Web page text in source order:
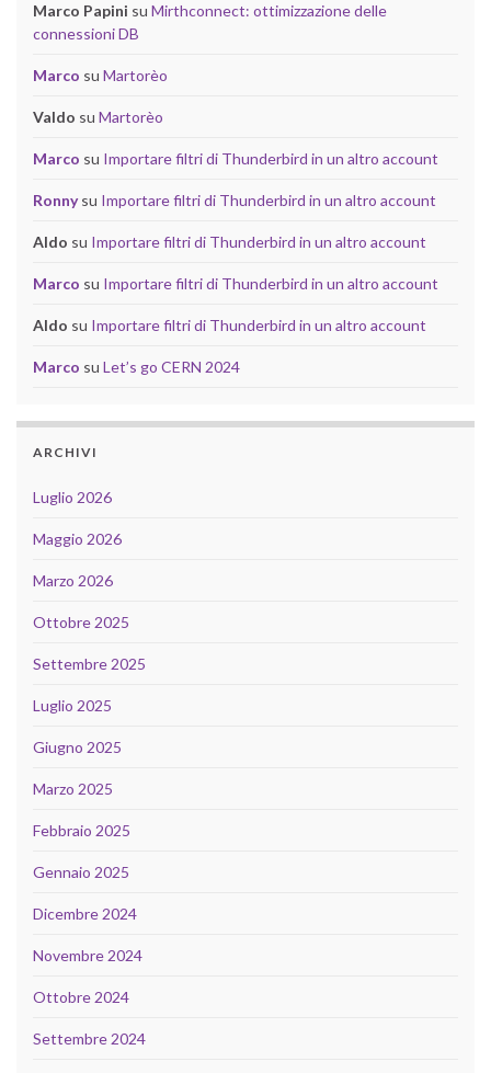
Marco Papini su Mirthconnect: ottimizzazione delle
connessioni DB
Marco su Martorèo
Valdo su Martorèo
Marco su Importare filtri di Thunderbird in un altro account
Ronnysu Importare filtri di Thunderbird in un altro account
Aldo su Importare filtri di Thunderbird in un altro account
Marco su Importare filtri di Thunderbird in un altro account
Aldo su Importare filtri di Thunderbird in un altro account
Marco su Let’s go CERN 2024
ARCHIVI
Luglio 2026
Maggio 2026
Marzo 2026
Ottobre 2025
Settembre 2025
Luglio 2025
Giugno 2025
Marzo 2025
Febbraio 2025
Gennaio 2025
Dicembre 2024
Novembre 2024
Ottobre 2024
Settembre 2024